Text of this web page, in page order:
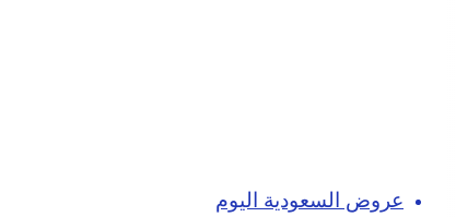
عروض السعودية اليوم